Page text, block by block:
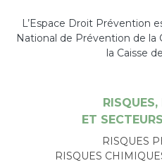
L’Espace Droit Prévention
National de Prévention de la
la Caisse
RISQUES,
ET
RISQUES
RISQUES